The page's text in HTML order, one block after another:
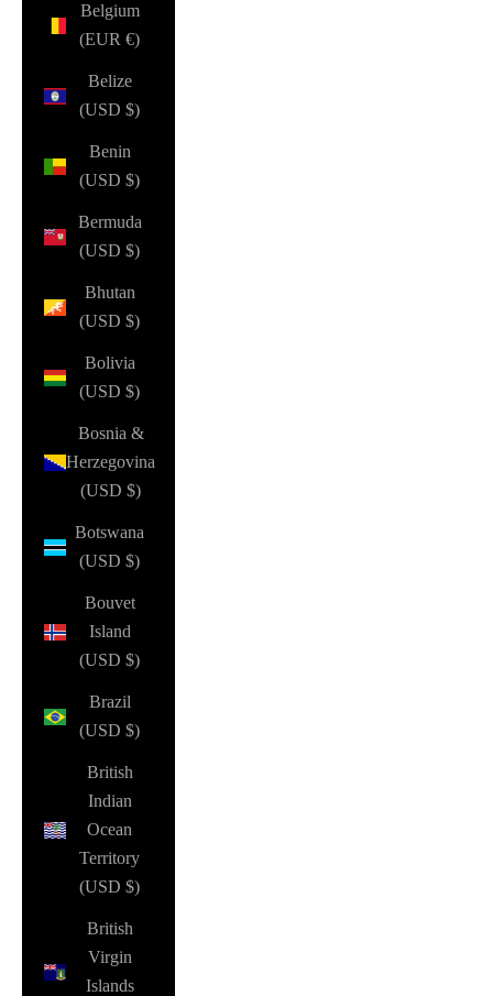
Belgium
(EUR €)
Belize
(USD $)
Benin
(USD $)
Bermuda
(USD $)
Bhutan
(USD $)
Bolivia
(USD $)
Bosnia &
Herzegovina
(USD $)
Botswana
(USD $)
Bouvet
Island
(USD $)
Brazil
(USD $)
British
Indian
Ocean
Territory
(USD $)
British
Virgin
Islands